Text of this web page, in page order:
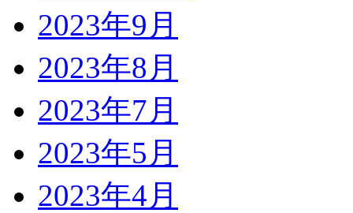
2023年9月
2023年8月
2023年7月
2023年5月
2023年4月